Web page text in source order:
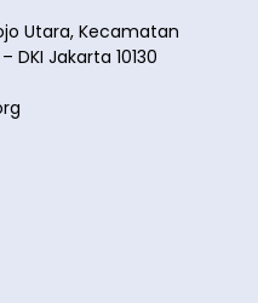
Utara, Kecamatan
DKI Jakarta 10130